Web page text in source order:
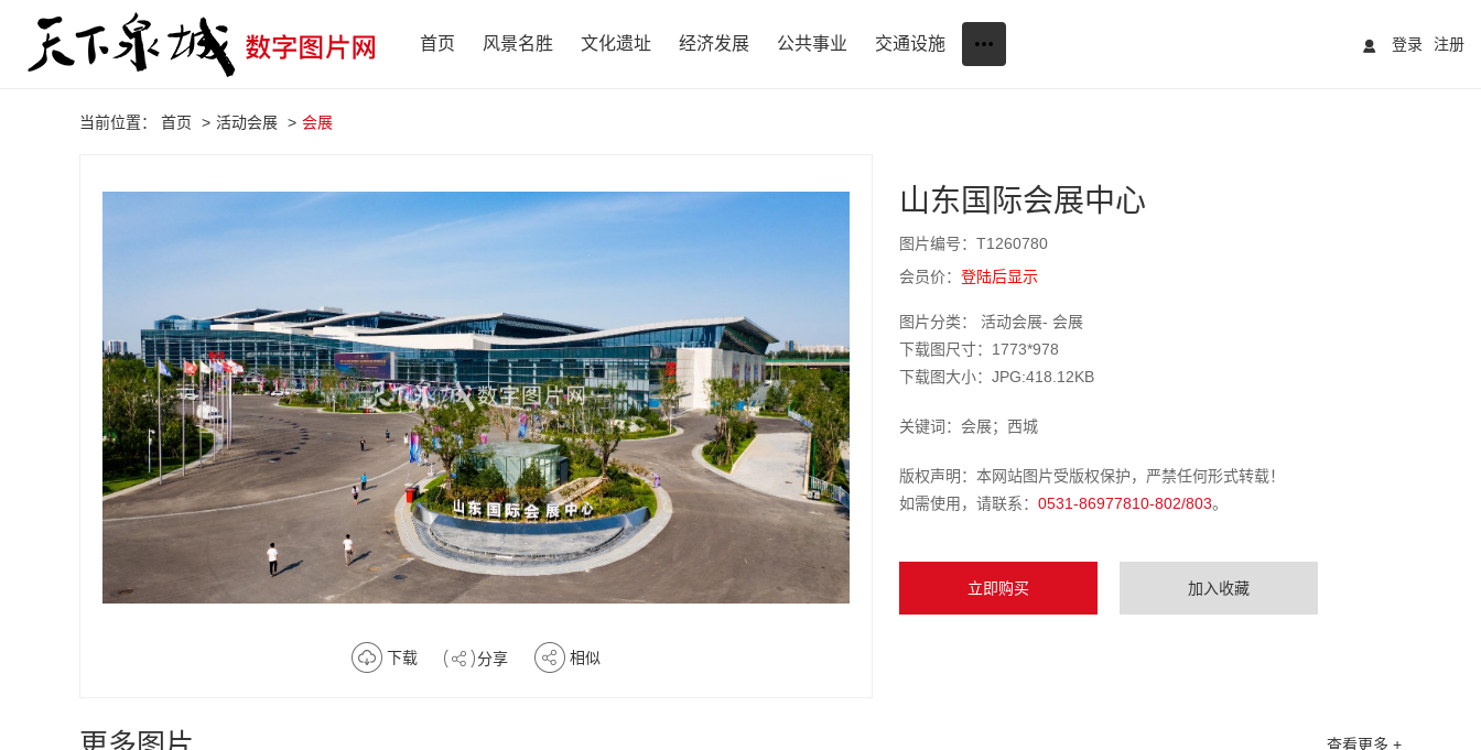
首页 风景名胜 文化遗址 经济发展 公共事业 交通设施 登录 注册
当前位置： 首页 > 活动会展 > 会展
下载 分享 相似
山东国际会展中心
图片编号：T1260780
会员价： 登陆后显示
图片分类： 活动会展- 会展
下载图尺寸：1773*978
下载图大小：JPG:418.12KB
关键词：会展；西城
版权声明：本网站图片受版权保护，严禁任何形式转载！
如需使用，请联系： 0531-86977810-802/803。
立即购买 加入收藏
查看更多 +